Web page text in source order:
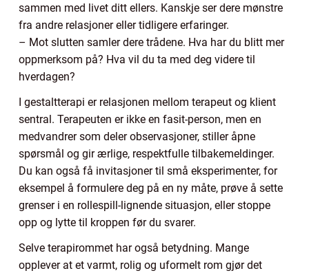
sammen med livet ditt ellers. Kanskje ser dere mønstre
fra andre relasjoner eller tidligere erfaringer.
– Mot slutten samler dere trådene. Hva har du blitt mer
oppmerksom på? Hva vil du ta med deg videre til
hverdagen?
I gestaltterapi er relasjonen mellom terapeut og klient
sentral. Terapeuten er ikke en fasit-person, men en
medvandrer som deler observasjoner, stiller åpne
spørsmål og gir ærlige, respektfulle tilbakemeldinger.
Du kan også få invitasjoner til små eksperimenter, for
eksempel å formulere deg på en ny måte, prøve å sette
grenser i en rollespill-lignende situasjon, eller stoppe
opp og lytte til kroppen før du svarer.
Selve terapirommet har også betydning. Mange
opplever at et varmt, rolig og uformelt rom gjør det